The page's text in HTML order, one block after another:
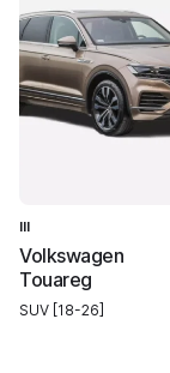
III
Volkswagen
Touareg
SUV [18-26]